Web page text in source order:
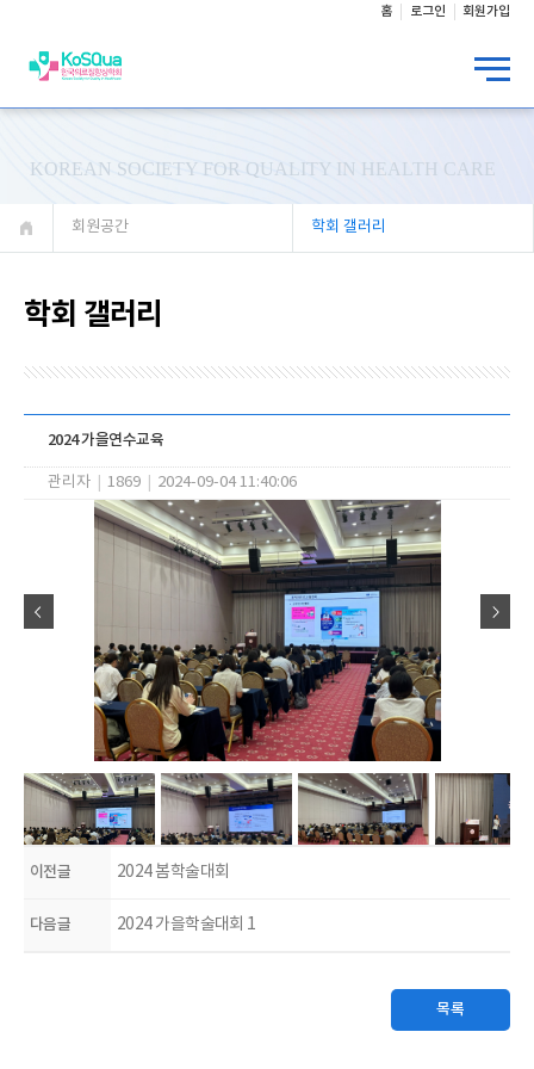
홈 로그인 회원가입
KOREAN SOCIETY FOR QUALITY IN HEALTH CARE
회원공간 학회 갤러리
학회 갤러리
2024 가을연수교육
관리자 1869 2024-09-04 11:40:06
이전글 2024 봄학술대회
다음글 2024 가을학술대회 1
목록